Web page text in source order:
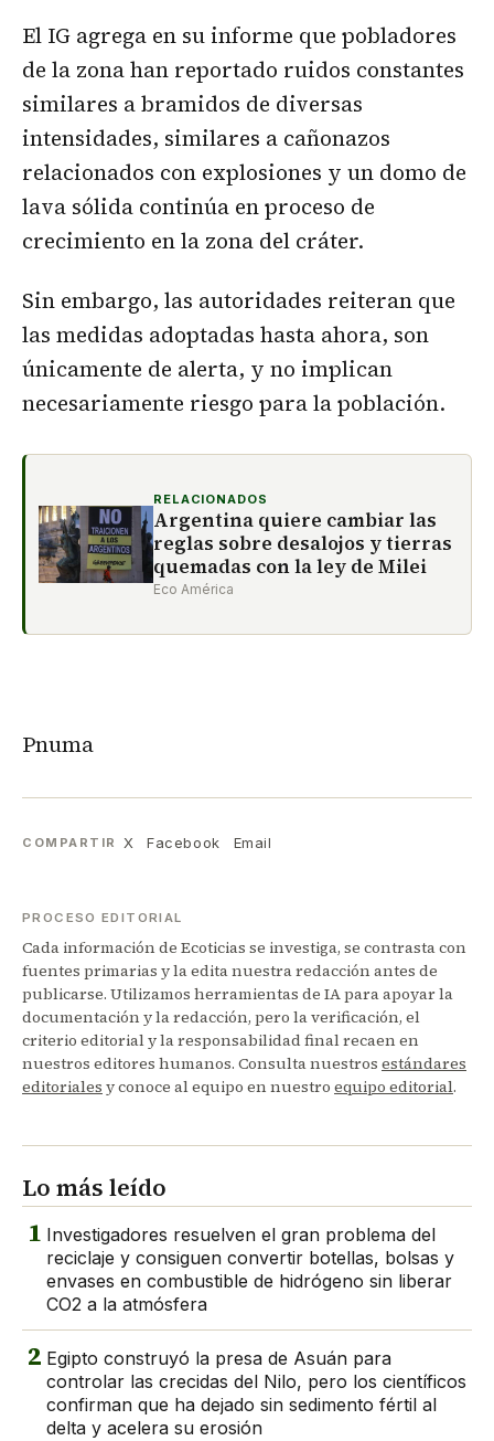
El IG agrega en su informe que pobladores
de la zona han reportado ruidos constantes
similares a bramidos de diversas
intensidades, similares a cañonazos
relacionados con explosiones y un domo de
lava sólida continúa en proceso de
crecimiento en la zona del cráter.
Sin embargo, las autoridades reiteran que
las medidas adoptadas hasta ahora, son
únicamente de alerta, y no implican
necesariamente riesgo para la población.
RELACIONADOS
Argentina quiere cambiar las
reglas sobre desalojos y tierras
quemadas con la ley de Milei
Eco América
Pnuma
COMPARTIR X Facebook Email
PROCESO EDITORIAL
Cada información de Ecoticias se investiga, se contrasta con
fuentes primarias y la edita nuestra redacción antes de
publicarse. Utilizamos herramientas de IA para apoyar la
documentación y la redacción, pero la verificación, el
criterio editorial y la responsabilidad final recaen en
nuestros editores humanos. Consulta nuestros estándares
editoriales y conoce al equipo en nuestro equipo editorial.
Lo más leído
1 Investigadores resuelven el gran problema del
reciclaje y consiguen convertir botellas, bolsas y
envases en combustible de hidrógeno sin liberar
CO2 a la atmósfera
2 Egipto construyó la presa de Asuán para
controlar las crecidas del Nilo, pero los científicos
confirman que ha dejado sin sedimento fértil al
delta y acelera su erosión